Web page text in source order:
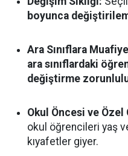
boyunca
Ara Sınıflara
ara sınıflardaki
değiştirme
Okul Öncesi ve Özel
okul öğrencileri yaş
kıyafetler giyer.